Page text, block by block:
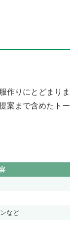
作りにとどまりま
案まで含めたトー
など